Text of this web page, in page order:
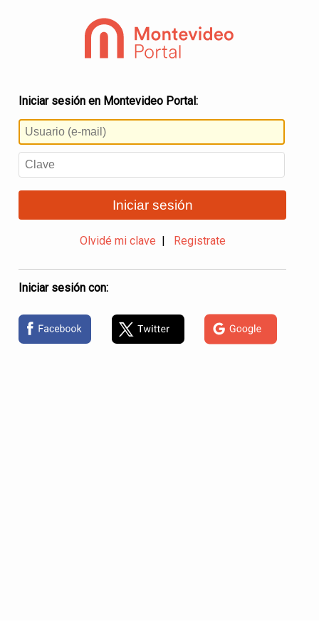
Iniciar sesión en Montevideo Portal:
Iniciar sesión
Olvidé mi clave Registrate
Iniciar sesión con: